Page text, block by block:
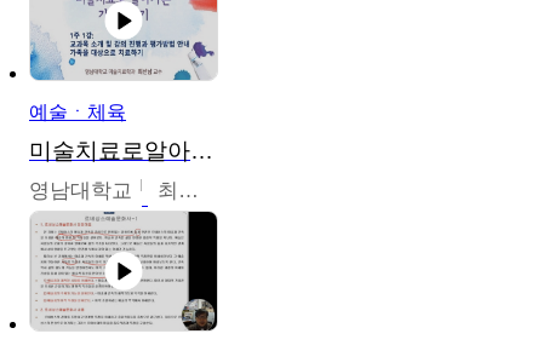
예술ㆍ체육
미술치료로알아가는가족이야기
영남대학교 최선남